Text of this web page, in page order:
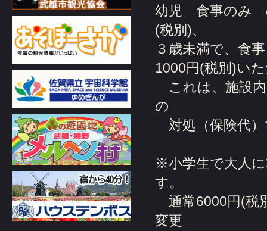
幼児 食事のみ
(税別)、
３歳未満で、食
1000円(税別)い
これは、施設
の
対処（保険代
※小学生で大人
す。
通常6000円(税
変更